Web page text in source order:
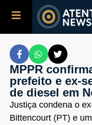
MPPR
prefeito e ex-
de diesel em
Justiça condena o
Bittencourt (PT) e